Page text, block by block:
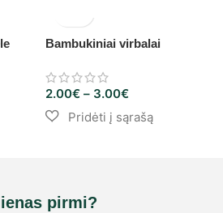
Bambukiniai virbalai
2.00€ – 3.00€
pirmi?